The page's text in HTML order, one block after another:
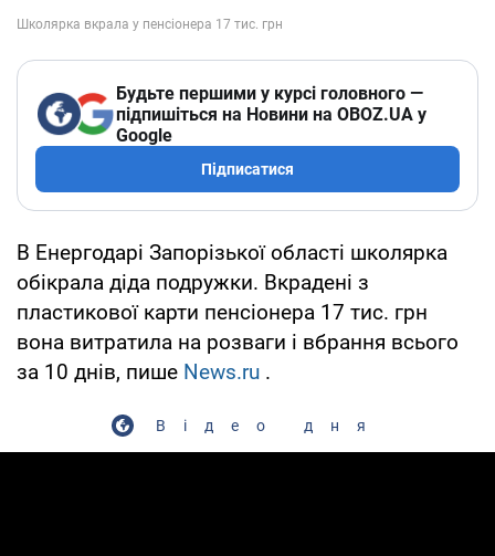
Будьте першими у курсі головного —
підпишіться на Новини на OBOZ.UA у
Google
Підписатися
В Енергодарі Запорізької області школярка
обікрала діда подружки. Вкрадені з
пластикової карти пенсіонера 17 тис. грн
вона витратила на розваги і вбрання всього
за 10 днів, пише News.ru .
Відео дня